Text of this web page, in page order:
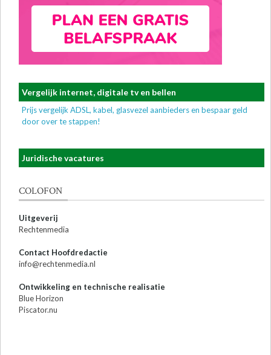
Vergelijk internet, digitale tv en bellen
Prijs vergelijk ADSL, kabel, glasvezel aanbieders en bespaar geld
door over te stappen!
Juridische vacatures
COLOFON
Uitgeverij
Rechtenmedia
Contact Hoofdredactie
info@rechtenmedia.nl
Ontwikkeling en technische realisatie
Blue Horizon
Piscator.nu